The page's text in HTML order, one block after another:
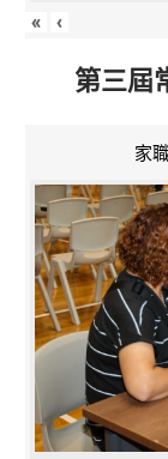
« ‹
第三
家